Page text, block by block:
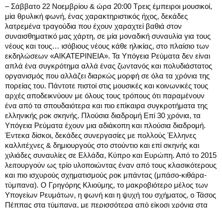
– Σάββατο 22 Νοεμβρίου & ώρα 20:00 Τρεις έμπειροι μουσικοί,
μία θρυλική φωνή, ένας χαρακτηριστικός ήχος, δεκάδες
λατρεμένα τραγούδια που έχουν χαραχτεί βαθιά στον
συναισθηματικό μας χάρτη, σε μία μοναδική συναυλία για τους
νέους και τους… ισόβιους νέους κάθε ηλικίας, στο πλαίσιο των
εκδηλώσεων «ΑΙΚΑΤΕΡΙΝΕΙΑ». Τα Υπόγεια Ρεύματα δεν είναι
απλά ένα συγκρότημα αλλά ένας ζωντανός και πολυδιάστατος
οργανισμός που αλλάζει διαρκώς μορφή σε όλα τα χρόνια της
πορείας του. Πάντοτε πιστοί στις μουσικές και κοινωνικές τους
αρχές αποδεικνύουν με όλους τους τρόπους ότι παραμένουν
ένα από τα σπουδαιότερα και πιο επίκαιρα συγκροτήματα της
ελληνικής ροκ σκηνής. Πλούσια διαδρομή Επί 30 χρόνια, τα
Υπόγεια Ρεύματα έχουν μια αδιάκοπη και πλούσια διαδρομή.
Έντεκα δίσκοι, δεκάδες συνεργασίες με πολλούς Έλληνες
καλλιτέχνες & δημιουργούς στο στούντιο και επί σκηνής και
χιλιάδες συναυλίες σε Ελλάδα, Κύπρο και Ευρώπη. Από το 2015
λειτουργούν ως τρίο υλοποιώντας έναν από τους κλασικότερους
και πιο ισχυρούς σχηματισμούς ροκ μπάντας (μπάσο-κιθάρα-
τύμπανα). Ο Γρηγόρης Κλιούμης, το μακροβιότερο μέλος των
Υπογείων Ρευμάτων, η φωνή και η ψυχή του σχήματος, ο Τάσος
Πέππας στα τύμπανα, με περισσότερα από είκοσι χρόνια στα